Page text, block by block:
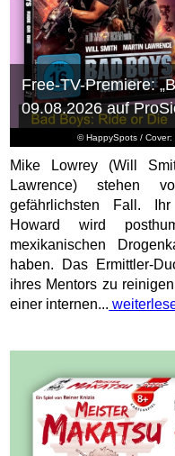
© HappySpots / Cover:
Free-TV-Premiere:
09.08.2026 auf
Mike Lowrey (Will
Lawrence) stehen
gefährlichsten Fall.
Howard wird
mexikanischen
haben. Das Ermittler-
ihres Mentors zu
einer internen...